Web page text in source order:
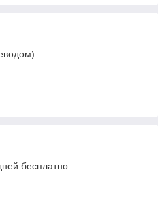
бесплатно